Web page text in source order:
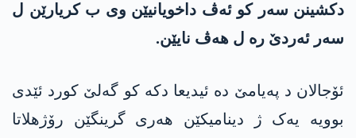
دکشینن سەر کو ئەڤ داخویانیێن وی ب کریارێن ل
سەر ئەردێ رە ل ھەڤ نایێن.
ئۆجالان د پەیامێ دە ئیدیعا دکە کو گەلێ کورد ئێدی
بوویە یەک ژ دینامیکێن ھەری گرینگێن رۆژھلاتا